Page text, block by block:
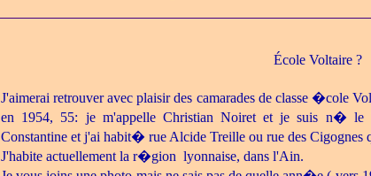
École Voltaire ?
J'aimerai retrouver avec plaisir des camarades de classe
en 1954, 55: je m'appelle Christian Noiret et je suis n�
Constantine et j'ai habit� rue Alcide Treille ou rue des
J'habite actuellement la r�gion lyonnaise, dans l'Ain.